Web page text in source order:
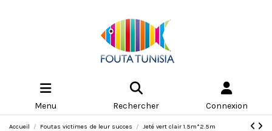
Menu Rechercher Connexion
Accueil Foutas victimes de leur succes Jeté vert clair 1.5m*2.5m